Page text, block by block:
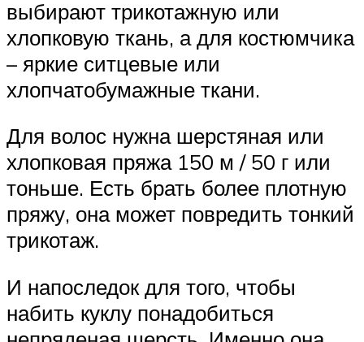
выбирают трикотажную или
хлопковую ткань, а для костюмчика
– яркие ситцевые или
хлопчатобумажные ткани.
Для волос нужна шерстяная или
хлопковая пряжа 150 м / 50 г или
тоньше. Есть брать более плотную
пряжу, она может повредить тонкий
трикотаж.
И напоследок для того, чтобы
набить куклу понадобиться